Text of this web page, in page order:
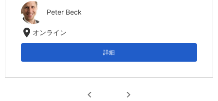
Peter Beck
location_on オンライン
詳細
chevron_left chevron_right